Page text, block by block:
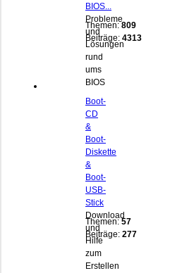
BIOS...
Probleme
und
Lösungen
rund
ums
BIOS
Themen: 809
Beiträge: 4313
Boot-
CD
&
Boot-
Diskette
&
Boot-
USB-
Stick
Download
und
Hilfe
zum
Erstellen
Themen: 57
Beiträge: 277